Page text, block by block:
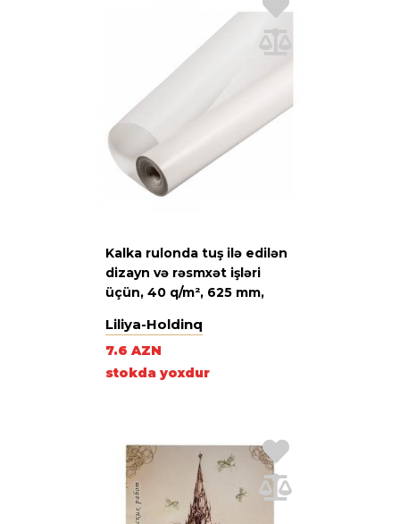
Kalka rulonda tuş ilə edilən
dizayn və rəsmxət işləri
üçün, 40 q/m², 625 mm,
Liliya-Holdinq
7.6 AZN
stokda yoxdur